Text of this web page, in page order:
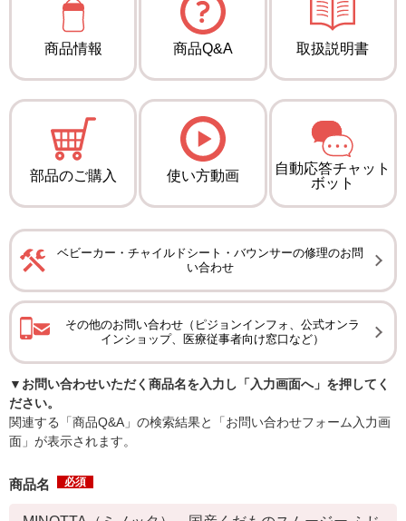
商品情報 商品Q&A 取扱説明書
部品のご購入 使い方動画
自動応答チャット
ボット
ベビーカー・チャイルドシート・バウンサーの修理のお問
い合わせ
その他のお問い合わせ（ピジョンインフォ、公式オンラ
インショップ、医療従事者向け窓口など）
▼お問い合わせいただく商品名を入力し「入力画面へ」を押してく
ださい。
関連する「商品Q&A」の検索結果と「お問い合わせフォーム入力画
面」が表示されます。
商品名 必須